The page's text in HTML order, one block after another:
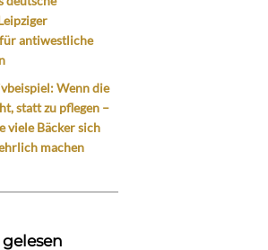
antiwestliche
Wenn die
statt zu pflegen –
viele Bäcker sich
machen